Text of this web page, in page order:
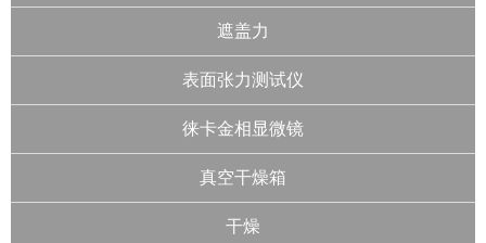
遮盖力
表面张力测试仪
徕卡金相显微镜
真空干燥箱
干燥